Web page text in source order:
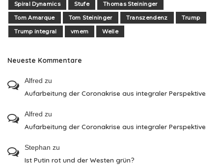
Spiral Dynamics
Stufe
Thomas Steininger
Tom Amarque
Tom Steininger Transzendenz
Trump
Trump integral
vmem Welle
Neueste Kommentare
Alfred zu
Aufarbeitung der Coronakrise aus integraler Perspektive
Alfred zu
Aufarbeitung der Coronakrise aus integraler Perspektive
Stephan zu
Ist Putin rot und der Westen grün?